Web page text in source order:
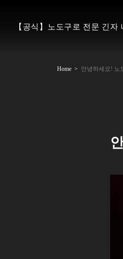
【공식】노도구로 전문 긴
Home 안녕하세요! 노